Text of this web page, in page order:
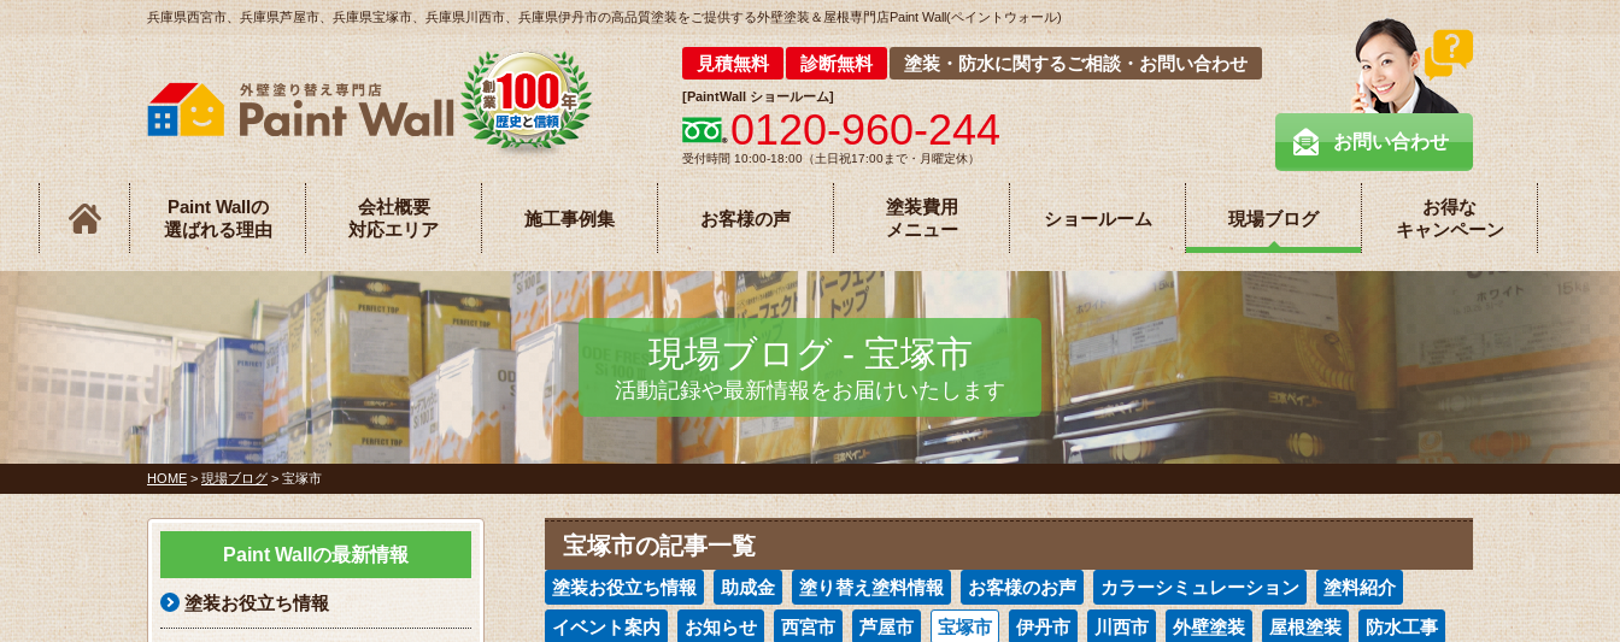
兵庫県西宮市、兵庫県芦屋市、兵庫県宝塚市、兵庫県川西市、兵庫県伊丹市の高品質塗装をご提供する外壁塗装＆屋根専門店Paint Wall(ペイントウォール)
見積無料 診断無料 塗装・防水に関するご相談・お問い合わせ
[PaintWallショールーム]
0120-960-244
受付時間 10:00-18:00（土日祝17:00まで・月曜定休）
お問い合わせ
Paint Wallの
選ばれる理由
会社概要
対応エリア
施工事例集 お客様の声
塗装費用
メニュー
ショールーム 現場ブログ
お得な
キャンペーン
現場ブログ - 宝塚市
活動記録や最新情報をお届けいたします
HOME > 現場ブログ > 宝塚市
宝塚市の記事一覧
塗装お役立ち情報 助成金 塗り替え塗料情報 お客様のお声 カラーシミュレーション
塗料紹介
イベント案内
お知らせ 西宮市 芦屋市 宝塚市 伊丹市 川西市 外壁塗装 屋根塗装 防水工事
Paint Wallの最新情報
塗装お役立ち情報